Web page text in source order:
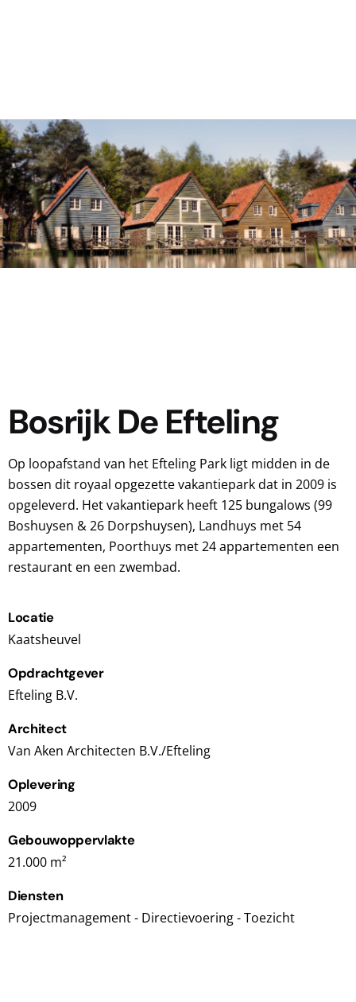
Bosrijk De Efteling
Op loopafstand van het Efteling Park ligt midden in de
bossen dit royaal opgezette vakantiepark dat in 2009 is
opgeleverd. Het vakantiepark heeft 125 bungalows (99
Boshuysen & 26 Dorpshuysen), Landhuys met 54
appartementen, Poorthuys met 24 appartementen een
restaurant en een zwembad.
Locatie
Kaatsheuvel
Opdrachtgever
Efteling B.V.
Architect
Van Aken Architecten B.V./Efteling
Oplevering
2009
Gebouwoppervlakte
21.000 m²
Diensten
Projectmanagement - Directievoering - Toezicht